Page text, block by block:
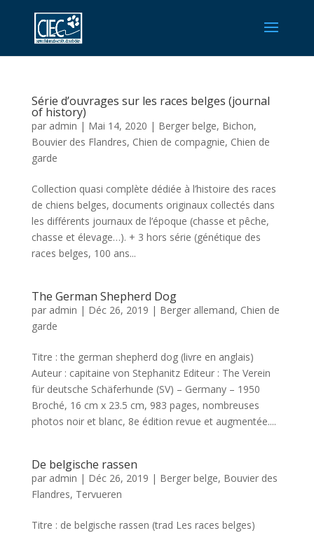
Série d’ouvrages sur les races belges (journal
of history)
par admin | Mai 14, 2020 | Berger belge, Bichon,
Bouvier des Flandres, Chien de compagnie, Chien de
garde
Collection quasi complète dédiée à l’histoire des races
de chiens belges, documents originaux collectés dans
les différents journaux de l’époque (chasse et pêche,
chasse et élevage…). + 3 hors série (génétique des
races belges, 100 ans...
The German Shepherd Dog
par admin | Déc 26, 2019 | Berger allemand, Chien de
garde
Titre : the german shepherd dog (livre en anglais)
Auteur : capitaine von Stephanitz Editeur : The Verein
für deutsche Schäferhunde (SV) – Germany – 1950
Broché, 16 cm x 23.5 cm, 983 pages, nombreuses
photos noir et blanc, 8e édition revue et augmentée....
De belgische rassen
par admin | Déc 26, 2019 | Berger belge, Bouvier des
Flandres, Tervueren
Titre : de belgische rassen (trad Les races belges)